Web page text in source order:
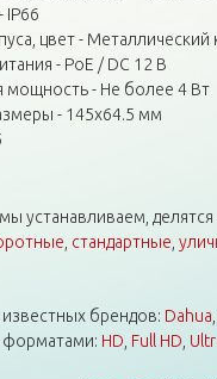
IP66
цвет -
- PoE / DC 12 В
мощность - Не более 4 Вт
- 145x64.5 мм
устанавливаем, делятся
стандартные
брендов: Dahua
HD Full HD